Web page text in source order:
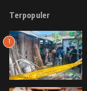
Terpopuler
1